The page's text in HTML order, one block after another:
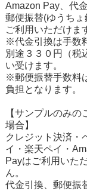
Amazon Pay、代金
郵便振替(ゆうちょ
ご利用いただけま
※代金引換は手数
別途３３０円（税
い受けます。
※郵便振替手数料
負担となります。
【サンプルのみの
場合】
クレジット決済・
イ・楽天ペイ・
Payはご利用いた
ん。
代金引換、郵便振